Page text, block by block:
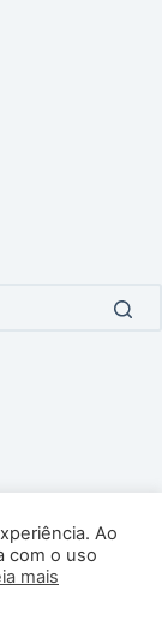
Ao
com o uso
mais